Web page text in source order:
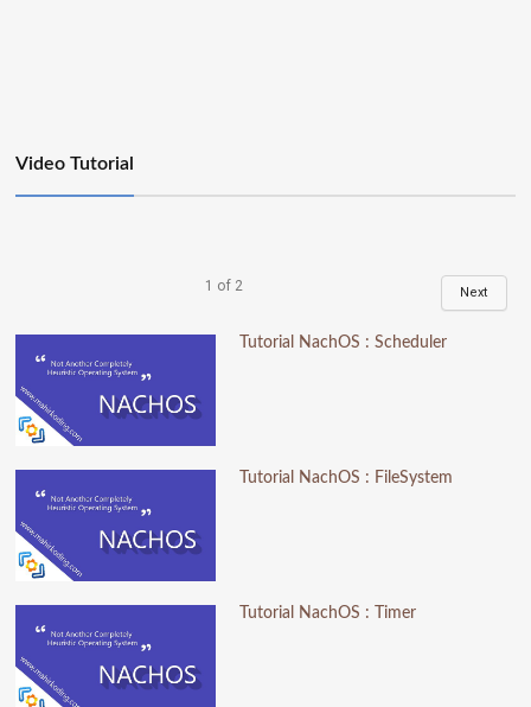
Video Tutorial
1 of 2 Next
Tutorial NachOS : Scheduler
Tutorial NachOS : FileSystem
Tutorial NachOS : Timer